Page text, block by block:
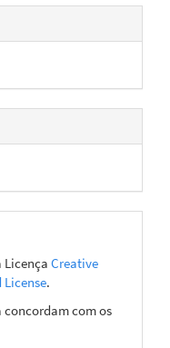
Licença Creative
.
com os